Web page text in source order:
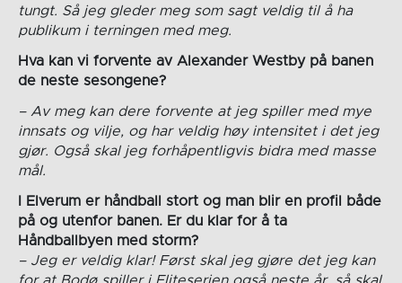
tungt. Så jeg gleder meg som sagt veldig til å ha
publikum i terningen med meg.
Hva kan vi forvente av Alexander Westby på banen
de neste sesongene?
– Av meg kan dere forvente at jeg spiller med mye
innsats og vilje, og har veldig høy intensitet i det jeg
gjør. Også skal jeg forhåpentligvis bidra med masse
mål.
I Elverum er håndball stort og man blir en profil både
på og utenfor banen. Er du klar for å ta
Håndballbyen med storm?
– Jeg er veldig klar! Først skal jeg gjøre det jeg kan